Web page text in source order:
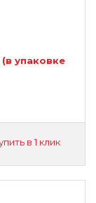
упаковке
в 1 клик